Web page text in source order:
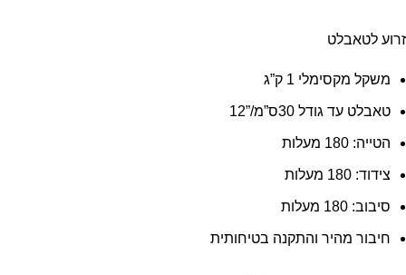
זרוע לטאבלט
משקל מקסימלי 1 ק”ג
טאבלט עד גודל 30ס”מ/”12
הטייה: 180 מעלות
צידוד: 180 מעלות
סיבוב: 180 מעלות
חיבור מהיר והתקנה בטיחותית